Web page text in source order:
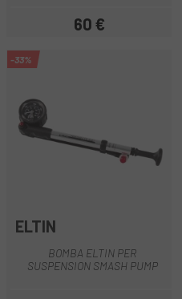
Preu
60 €
-33%
ELTIN
BOMBA ELTIN PER
SUSPENSION SMASH PUMP